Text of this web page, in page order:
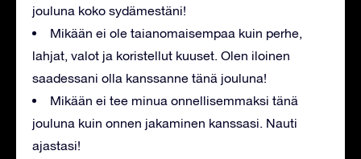
jouluna koko sydämestäni!
Mikään ei ole taianomaisempaa kuin perhe,
lahjat, valot ja koristellut kuuset. Olen iloinen
saadessani olla kanssanne tänä jouluna!
Mikään ei tee minua onnellisemmaksi tänä
jouluna kuin onnen jakaminen kanssasi. Nauti
ajastasi!